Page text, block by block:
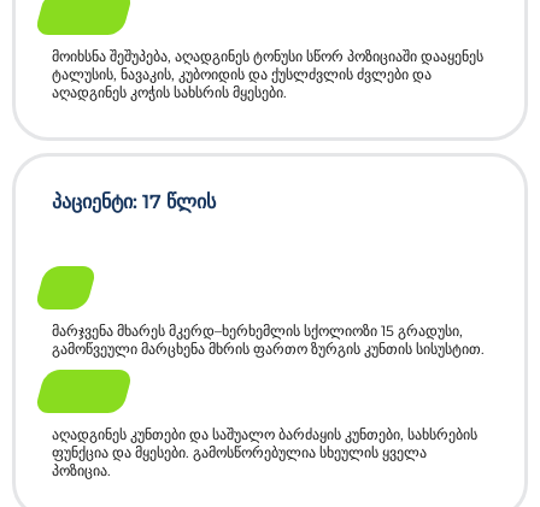
მოიხსნა შეშუპება, აღადგინეს ტონუსი სწორ პოზიციაში დააყენეს
ტალუსის, ნავაკის, კუბოიდის და ქუსლძვლის ძვლები და
აღადგინეს კოჭის სახსრის მყესები.
პაციენტი: 17 წლის
მარჯვენა მხარეს მკერდ–ხერხემლის სქოლიოზი 15 გრადუსი,
გამოწვეული მარცხენა მხრის ფართო ზურგის კუნთის სისუსტით.
აღადგინეს კუნთები და საშუალო ბარძაყის კუნთები, სახსრების
ფუნქცია და მყესები. გამოსწორებულია სხეულის ყველა
პოზიცია.